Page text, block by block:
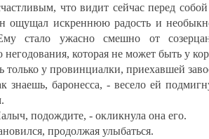
что видит сейчас перед
ощущал искреннюю радость и
стало ужасно смешно от
негодования, которая не может быть у
только у провинциалки, приехавшей
знаешь, баронесса, - весело ей
подождите, - окликнула она его.
продолжая улыбаться.